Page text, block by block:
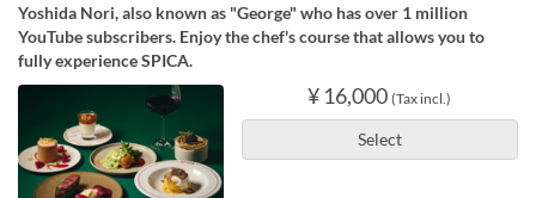
Yoshida Nori, also known as "George" who has over 1 million
YouTube subscribers. Enjoy the chef's course that allows you to
fully experience SPICA.
¥ 16,000 (Tax incl.)
Select